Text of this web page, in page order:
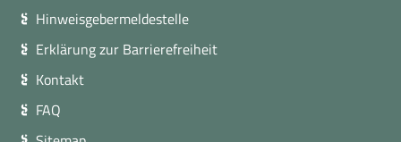
Hinweisgebermeldestelle
Erklärung zur Barrierefreiheit
Kontakt
FAQ